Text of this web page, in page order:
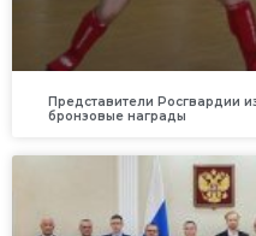
Представители Росгвардии
бронзовые награды